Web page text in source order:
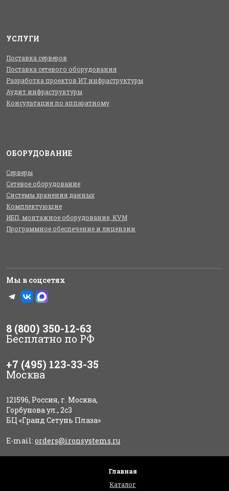
УСЛУГИ
Поставка серверов
Поставка сетевого оборудования
Разработка проектов ИТ инфраструктуры
Аудит инфраструктуры
Консультация по аппаратному
ОБОРУДОВАНИЕ
Серверы
Сетевое оборудование
Системы хранения данных
Комплектующие
ИБП, монтажное оборудование, KVM
Программное обеспечение и лицензии
Мы в соцсетях
8 (800) 350-12-63
Бесплатно по РФ
+7 (495) 123-33-35
Москва
121596, Россия, г. Москва,
Горбунова ул., 2с3
БЦ «Гранд Сетунь Плаза»
E-mail: orders@ironsystems.ru
Главная
Каталог